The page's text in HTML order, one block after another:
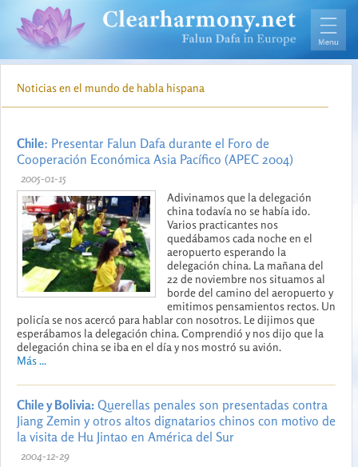
Noticias en el mundo de habla hispana
Chile: Presentar Falun Dafa durante el Foro de
Cooperación Económica Asia Pacífico (APEC 2004)
2005-01-15
Adivinamos que la delegación
china todavía no se había ido.
Varios practicantes nos
quedábamos cada noche en el
aeropuerto esperando la
delegación china. La mañana del
22 de noviembre nos situamos al
borde del camino del aeropuerto y
emitimos pensamientos rectos. Un
policía se nos acercó para hablar con nosotros. Le dijimos que
esperábamos la delegación china. Comprendió y nos dijo que la
delegación china se iba en el día y nos mostró su avión.
Más ...
Chile y Bolivia: Querellas penales son presentadas contra
Jiang Zemin y otros altos dignatarios chinos con motivo de
la visita de Hu Jintao en América del Sur
2004-12-29